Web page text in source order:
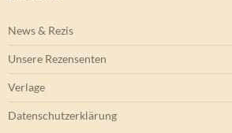
News & Rezis
Unsere Rezensenten
Verlage
Datenschutzerklärung